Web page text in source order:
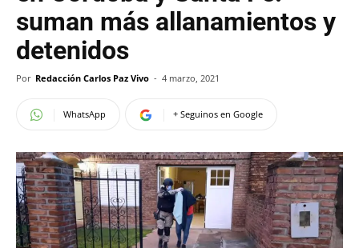
suman más allanamientos y
detenidos
Por Redacción Carlos Paz Vivo - 4 marzo, 2021
WhatsApp + Seguinos en Google